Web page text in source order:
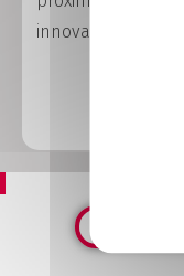
innovants dans